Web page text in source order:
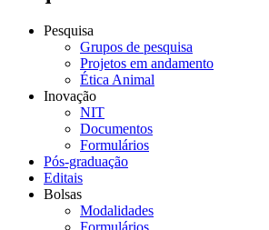
Pesquisa
Grupos de pesquisa
Projetos em andamento
Ética Animal
Inovação
NIT
Documentos
Formulários
Pós-graduação
Editais
Bolsas
Modalidades
Formulários